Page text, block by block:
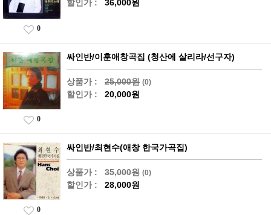
할인가 : 36,000원
0
싸인반/이훈애창곡집 (청산에 살리라/선구자)
상품가 : 25,000원 (0)
할인가 : 20,000원
0
싸인반/최현수(애창 한국가곡집)
상품가 : 35,000원 (0)
할인가 : 28,000원
0